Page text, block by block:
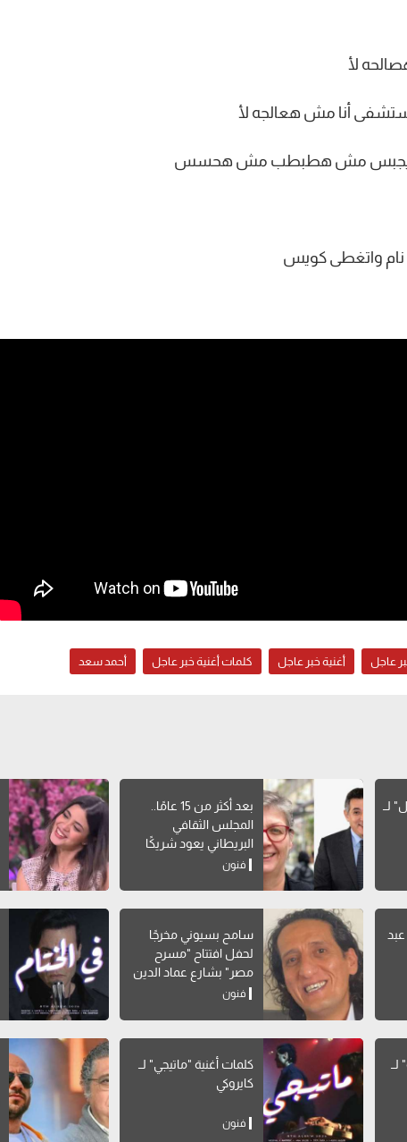
لأ
أنا مش هعالجه لأ
يجبس مش هطبطب مش هحسس
نام واتغطى كويس
عاجل أغنية خبر عاجل كلمات أغنية خبر عاجل أحمد سعد
لــ
بعد أكثر من 15 عامًا..
المجلس الثقافي
البريطاني يعود شريكًا
لمهرجان القاهرة للمسرح
فنون
سامح بسيوني مخرجًا
لحفل افتتاح "مسرح
مصر" بشارع عماد الدين
فنون
كلمات أغنية "ماتيجي" لــ
كايروكي
فنون